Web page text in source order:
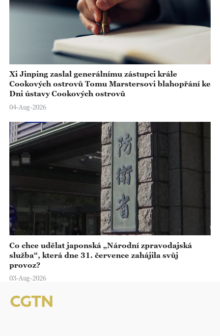
Xi Jinping zaslal generálnímu zástupci krále
Cookových ostrovů Tomu Marstersovi blahopřání ke
Dni ústavy Cookových ostrovů
04-Aug-2026
Co chce udělat japonská „Národní zpravodajská
služba“, která dne 31. července zahájila svůj
provoz?
03-Aug-2026